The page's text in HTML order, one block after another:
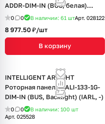
ADDR-DIM-IN (BUS, белая)
(IARL, -)
0 0 В наличии: 61 штАрт. 028122
8 977.50 ₽/шт
В корзину
INTELLIGENT ARLIGHT
Роторная панель DALI-133-1G-
DIM-IN (BUS, Backlight) (IARL, -)
0 0 В наличии: 100 шт
Арт. 025528